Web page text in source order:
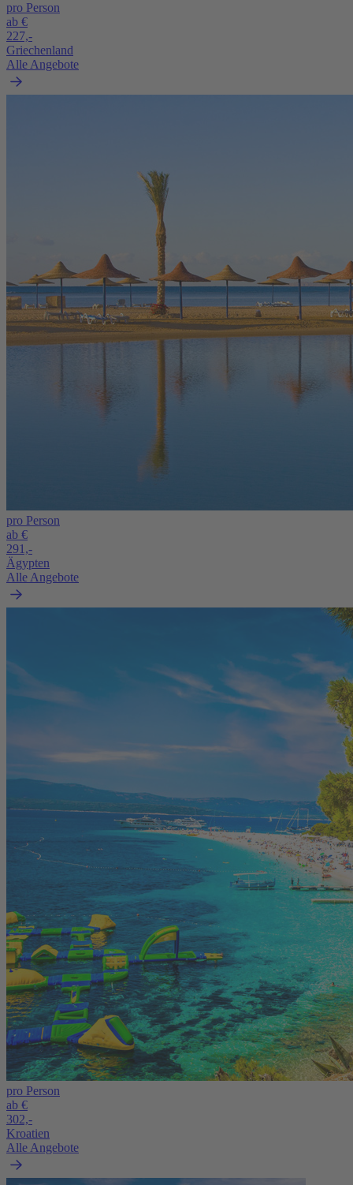
pro Person
ab €
227,-
Griechenland
Alle Angebote
pro Person
ab €
291,-
Ägypten
Alle Angebote
pro Person
ab €
302,-
Kroatien
Alle Angebote